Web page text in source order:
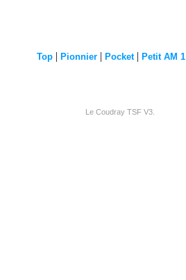
Top | Pionnier | Pocket| Petit AM 1
Le Coudray TSF V3.